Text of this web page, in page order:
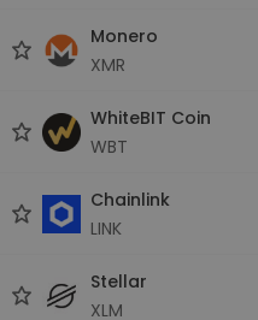
Monero
XMR
WhiteBIT Coin
WBT
Chainlink
LINK
Stellar
XLM